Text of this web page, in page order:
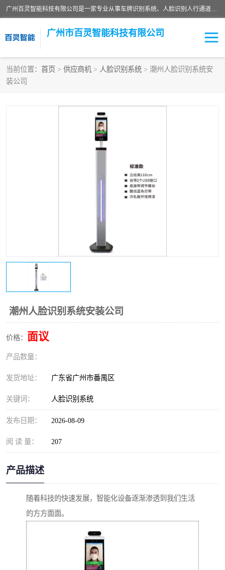
广州百灵智能科技有限公司是一家专业从事车牌识别系统、人脸识别人行通道、安防监控交通设施、停车场智能管理系统、停车场云平台、车牌识别一体机、自动道闸、通道设备、交通设施及交通划线等产品研发、生产和销售的高新技术企业。
广州市百灵智能科技有限公司
当前位置： 首页 > 供应商机 > 人脸识别系统 > 潮州人脸识别系统安
装公司
潮州人脸识别系统安装公司
价格： 面议
产品数量：
发货地址： 广东省广州市番禺区
关键词： 人脸识别系统
发布日期： 2026-08-09
阅 读 量： 207
产品描述
随着科技的快速发展，智能化设备逐渐渗透到我们生活
的方方面面。
安防监控红外报警系统